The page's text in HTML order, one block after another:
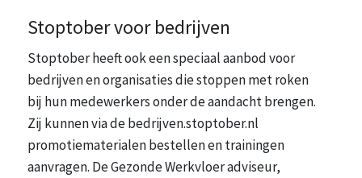
Stoptober voor bedrijven
Stoptober heeft ook een speciaal aanbod voor
bedrijven en organisaties die stoppen met roken
bij hun medewerkers onder de aandacht brengen.
Zij kunnen via de bedrijven.stoptober.nl
promotiematerialen bestellen en trainingen
aanvragen. De Gezonde Werkvloer adviseur,